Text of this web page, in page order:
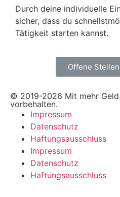
Durch deine individuelle
sicher, dass du
Tätigkeit starten kannst.
Offene
© 2019-2026 Mit mehr Geld
vorbehalten.
Impressum
Datenschutz
Haftungsausschluss
Impressum
Datenschutz
Haftungsausschluss